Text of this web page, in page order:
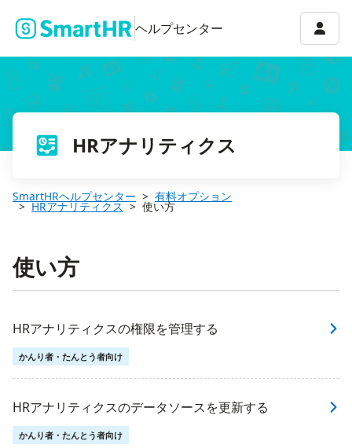
ヘルプセンター アカ
HRアナリティクス
SmartHRヘルプセンター 有料オプション
HRアナリティクス 使い方
使い方
HRアナリティクスの権限を管理する
かんり者・たんとう者向け
HRアナリティクスのデータソースを更新する
かんり者・たんとう者向け